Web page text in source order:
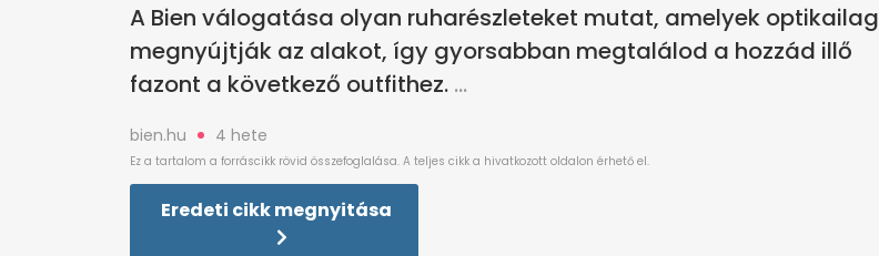
A Bien válogatása olyan ruharészleteket mutat, amelyek optikailag
megnyújtják az alakot, így gyorsabban megtalálod a hozzád illő
fazont a következő outfithez.
bien.hu 4 hete
Eredeti cikk megnyitása